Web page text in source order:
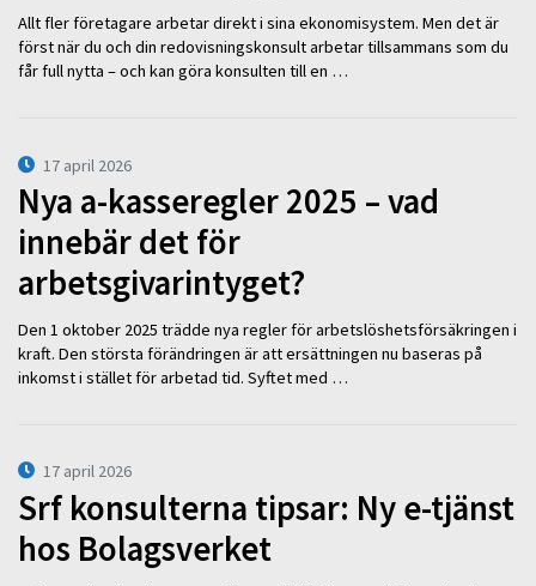
Allt fler företagare arbetar direkt i sina ekonomisystem. Men det är
först när du och din redovisningskonsult arbetar tillsammans som du
får full nytta – och kan göra konsulten till en …
17 april 2026
Nya a-kasseregler 2025 – vad
innebär det för
arbetsgivarintyget?
Den 1 oktober 2025 trädde nya regler för arbetslöshetsförsäkringen i
kraft. Den största förändringen är att ersättningen nu baseras på
inkomst i stället för arbetad tid. Syftet med …
17 april 2026
Srf konsulterna tipsar: Ny e-tjänst
hos Bolagsverket